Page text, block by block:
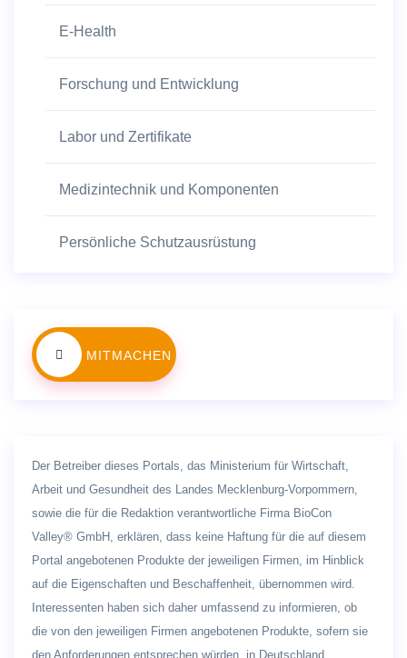
E-Health
Forschung und Entwicklung
Labor und Zertifikate
Medizintechnik und Komponenten
Persönliche Schutzausrüstung
MITMACHEN
Der Betreiber dieses Portals, das Ministerium für Wirtschaft,
Arbeit und Gesundheit des Landes Mecklenburg-Vorpommern,
sowie die für die Redaktion verantwortliche Firma BioCon
Valley® GmbH, erklären, dass keine Haftung für die auf diesem
Portal angebotenen Produkte der jeweiligen Firmen, im Hinblick
auf die Eigenschaften und Beschaffenheit, übernommen wird.
Interessenten haben sich daher umfassend zu informieren, ob
die von den jeweiligen Firmen angebotenen Produkte, sofern sie
den Anforderungen entsprechen würden, in Deutschland